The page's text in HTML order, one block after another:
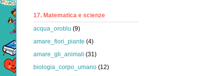
17. Matematica e scienze
acqua_oroblu (9)
amare_fiori_piante (4)
amare_gli_animali (31)
biologia_corpo_umano (12)